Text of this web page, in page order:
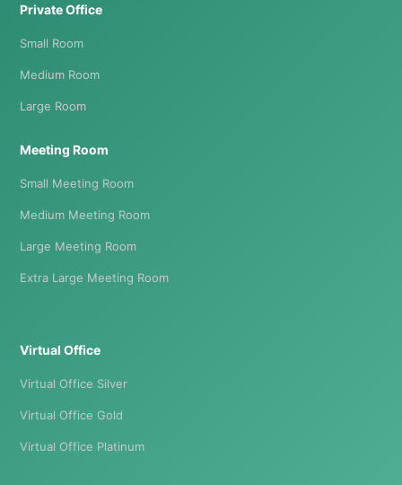
Private Office
Small Room
Medium Room
Large Room
Meeting Room
Small Meeting Room
Medium Meeting Room
Large Meeting Room
Extra Large Meeting Room
Virtual Office
Virtual Office Silver
Virtual Office Gold
Virtual Office Platinum